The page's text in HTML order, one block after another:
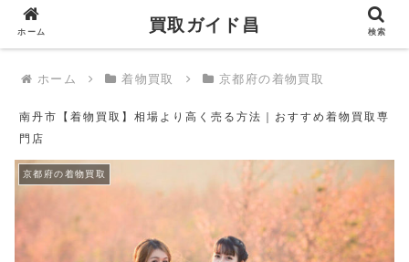
買取ガイド昌
ホーム 着物買取 京都府の着物買取
南丹市【着物買取】相場より高く売る方法｜おすすめ着物買取専
門店
京都府の着物買取
ホーム 買取ガイド昌 検索